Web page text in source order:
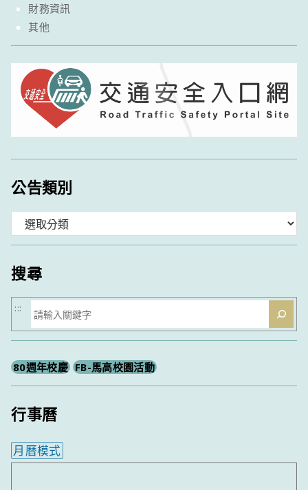
財務資訊
其他
公告類別
類
搜尋
搜
尋
:::
80週年校慶 FB-馬高校園活動
行事曆
月曆模式